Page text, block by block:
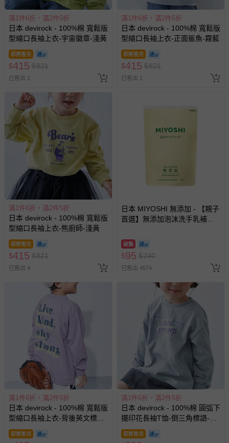
滿1件6折，滿2件5折
日本 devirock - 100%棉 寬鬆版
型縮口長袖上衣-宇宙徽章-淺黃
即將售完
$415 $821
已售出 1
滿1件6折，滿2件5折
日本 devirock - 100%棉 寬鬆版
型縮口長袖上衣-正面鯊魚-霧藍
即將售完
$415 $821
已售出 1
滿1件6折，滿2件5折
日本 devirock - 100%棉 寬鬆版
型縮口長袖上衣-熊廚師-淺黃
即將售完
$415 $821
已售出 4
日本 MIYOSHI 無添加 - 【親子
首選】無添加泡沫洗手乳補充
破盤
$95 $240
已售出 4574
滿1件6折，滿2件5折
日本 devirock - 100%棉 寬鬆版
型縮口長袖上衣-背後英文標語-
紫羅蘭
即將售完
滿1件6折，滿2件5折
日本 devirock - 100%棉 圓弧下
擺印花長袖T恤-倒三角標語-霧
藍
即將售完